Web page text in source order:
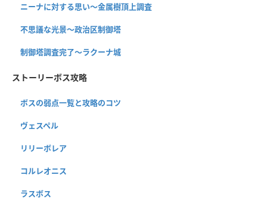
ニーナに対する思い〜金属樹頂上調査
不思議な光景〜政治区制御塔
制御塔調査完了〜ラクーナ城
ストーリーボス攻略
ボスの弱点一覧と攻略のコツ
ヴェスペル
リリーボレア
コルレオニス
ラスボス